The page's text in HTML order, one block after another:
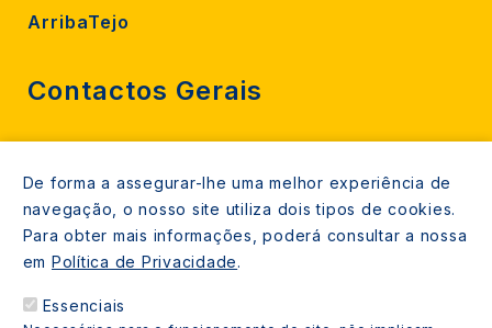
ArribaTejo
Contactos Gerais
800206770 (gratuito rede fixa)
Contacte-nos
Espaços de atendimento
Livro Amarelo
De forma a assegurar-lhe uma melhor experiência de
navegação, o nosso site utiliza dois tipos de cookies.
Para obter mais informações, poderá consultar a nossa
em Política de Privacidade.
Essenciais